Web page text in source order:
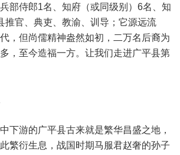
部侍郎1名、知府（或同级别）6名、知
推官、典吏、教渝、训导；它源远流
，但尚儒精神盎然如初，二万名后裔为
，至今造福一方。让我们走进广平县第
游的广平县古来就是繁华昌盛之地，
繁衍生息，战国时期马服君赵奢的孙子